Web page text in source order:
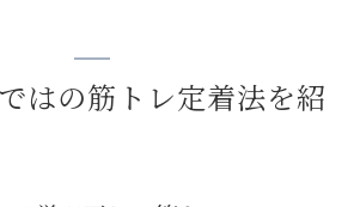
はの筋トレ定着法を紹